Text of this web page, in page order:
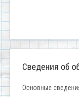
Сведения об
Основные